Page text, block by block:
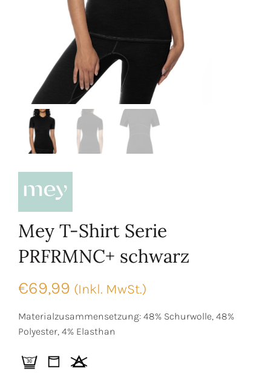
Mey T-Shirt Serie
PRFRMNC+ schwarz
€69,99 (Inkl. MwSt.)
Materialzusammensetzung: 48% Schurwolle, 48%
Polyester, 4% Elasthan